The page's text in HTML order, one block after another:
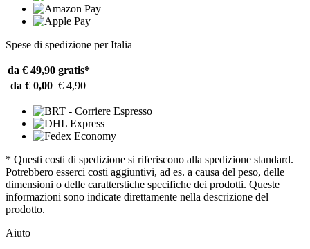
Spese di spedizione per Italia
da € 49,90 gratis*
da € 0,00 € 4,90
* Questi costi di spedizione si riferiscono alla spedizione standard.
Potrebbero esserci costi aggiuntivi, ad es. a causa del peso, delle
dimensioni o delle caratterstiche specifiche dei prodotti. Queste
informazioni sono indicate direttamente nella descrizione del
prodotto.
Aiuto